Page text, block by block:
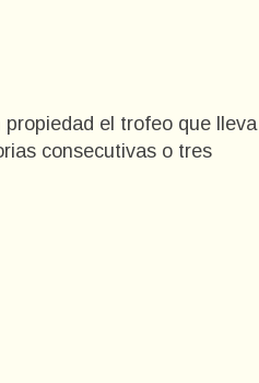
el trofeo que lleva
consecutivas o tres